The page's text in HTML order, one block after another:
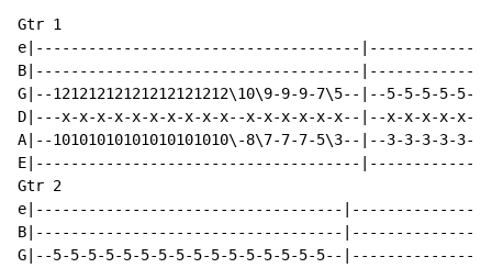
Gtr 1
e|-------------------------------------
B|-------------------------------------
G|--12121212121212121212\10\9-9-9-7\5--|--5-5-5-5-
D|---x-x-x-x-x-x-x-x-x-x--x-x-x-x-x-x--|--x-x-x-x-x-
A|--10101010101010101010\-8\7-7-7-5\3--|--3-3-3-3-
E|-------------------------------------
Gtr 2
e|-----------------------------------
B|-----------------------------------
G|--5-5-5-5-5-5-5-5-5-5-5-5-5-5-5-5--